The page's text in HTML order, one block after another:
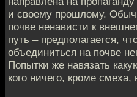
и своему прошлому.
почве ненависти к
путь – предполагается,
объединиться на почве
Попытки же навязать
кого ничего, кроме